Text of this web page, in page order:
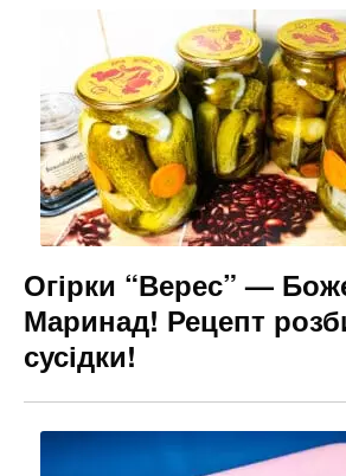
Огірки “Верес” —
Маринад! Рецепт
сусідки!